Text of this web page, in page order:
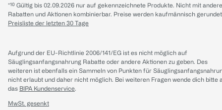
*¹⁰ Gültig bis 02.09.2026 nur auf gekennzeichnete Produkte. Nicht mit
Rabatten und Aktionen kombinierbar. Preise werden kaufmännisch
Preisliste der letzten 30 Tage
Aufgrund der EU-Richtlinie 2006/141/EG ist es nicht möglich auf
Säuglingsanfangsnahrung Rabatte oder andere Aktionen zu geben. Des
weiteren ist ebenfalls ein Sammeln von Punkten für
nicht erlaubt und daher nicht möglich. Bei weiteren Fragen wende dich bitte
das BIPA Kundenservice.
MwSt. gesenkt